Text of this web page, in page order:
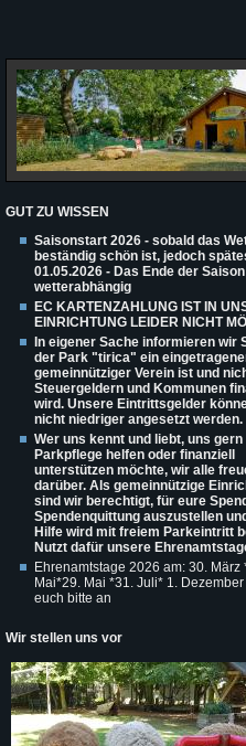
GUT ZU WISSEN
Saisonstart 2026 - sobald das
beständig schön ist, jedoch
01.05.2026 - Das Ende der
wetterabhängig
EC KARTENZAHLUNG IST IN
EINRICHTUNG LEIDER NICHT
In eigener Sache informieren wir
der Park "tirica" ein
gemeinnütziger Verein ist und
Steuergeldern und Kommunen
wird. Unsere Eintrittsgelder
nicht niedriger angesetzt werden.
Wer uns kennt und liebt, uns gern
Parkpflege helfen oder finanziell
unterstützen möchte, wir alle
darüber. Als gemeinnützige
sind wir berechtigt, für eure
Spendenquittung auszustellen
Hilfe wird mit freiem Parkeintritt
Nutzt dafür unsere
Ehrenamtstage 2026 am: 30. März
Mai*29. Mai *31. Juli* 1.
euch bitte an
Wir stellen uns vor